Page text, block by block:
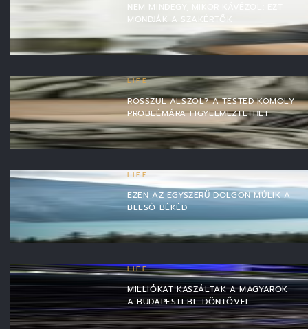
NEM MINDEGY, MIKOR KÁVÉZOL: EZT
MONDJÁK A SZAKÉRTŐK
LIFE
ROSSZUL ALSZOL? A TESTED KOMOLY
PROBLÉMÁRA FIGYELMEZTETHET
LIFE
EZEN AZ EGYSZERŰ DOLGON MÚLIK A
BELSŐ BÉKÉD
LIFE
MILLIÓKAT KASZÁLTAK A MAGYAROK
A BUDAPESTI BL-DÖNTŐVEL